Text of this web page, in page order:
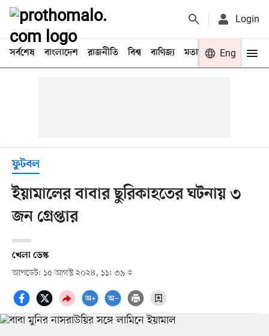
Login
সর্বশেষ বাংলাদেশ রাজনীতি বিশ্ব বাণিজ্য মতামত খেলা
Eng
ফুটবল
ইয়ামালের বাবার ছুরিকাহতের ঘটনায় ৩
জন গ্রেপ্তার
খেলা ডেস্ক
আপডেট: ১৫ আগস্ট ২০২৪, ১১: ৩৯